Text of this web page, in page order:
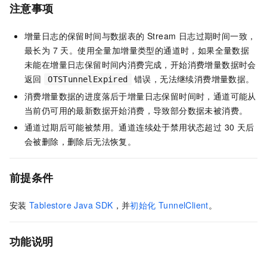
注意事项
增量日志的保留时间与数据表的 Stream 日志过期时间一致，
最长为 7 天。使用全量加增量类型的通道时，如果全量数据
未能在增量日志保留时间内消费完成，开始消费增量数据时会
返回
OTSTunnelExpired
错误，无法继续消费增量数据。
消费增量数据的进度落后于增量日志保留时间时，通道可能从
当前仍可用的最新数据开始消费，导致部分数据未被消费。
通道过期后可能被禁用。通道连续处于禁用状态超过 30 天后
会被删除，删除后无法恢复。
前提条件
安装 Tablestore Java SDK ，并初始化 TunnelClient。
功能说明